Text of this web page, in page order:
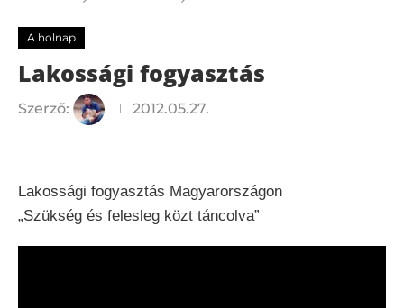
A holnap
Lakossági fogyasztás
Szerző: 2012.05.27.
Lakossági fogyasztás Magyarországon
„Szükség és felesleg közt táncolva”